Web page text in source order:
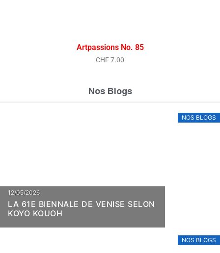
Artpassions No. 85
CHF7.00
Nos Blogs
NOS BLOGS
12/05/2026
LA 61E BIENNALE DE VENISE SELON
KOYO KOUOH
NOS BLOGS